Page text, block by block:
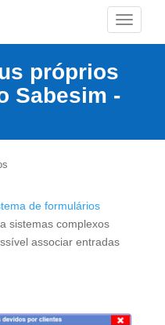
próprios
Sabesim -
de formulários
sistemas complexos
associar entradas